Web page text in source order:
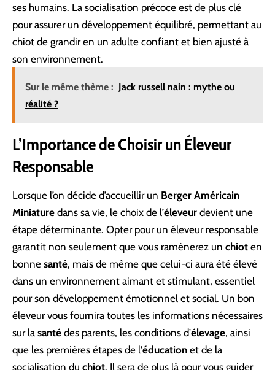
ses humains. La socialisation précoce est de plus clé
pour assurer un développement équilibré, permettant au
chiot de grandir en un adulte confiant et bien ajusté à
son environnement.
Sur le même thème : Jack russell nain : mythe ou
réalité ?
L’Importance de Choisir un Éleveur
Responsable
Lorsque l’on décide d’accueillir un Berger Américain
Miniature dans sa vie, le choix de l’éleveur devient une
étape déterminante. Opter pour un éleveur responsable
garantit non seulement que vous ramènerez un chiot en
bonne santé, mais de même que celui-ci aura été élevé
dans un environnement aimant et stimulant, essentiel
pour son développement émotionnel et social. Un bon
éleveur vous fournira toutes les informations nécessaires
sur la santé des parents, les conditions d’élevage, ainsi
que les premières étapes de l’éducation et de la
socialisation du chiot. Il sera de plus là pour vous guider